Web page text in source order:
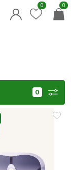
0
0